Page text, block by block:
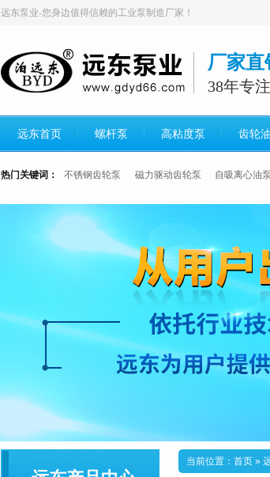
远东泵业-您身边值得信赖的工业泵制造厂家！
厂家直
38年专
远东首页 螺杆泵 高粘度泵 齿轮
热门关键词： 不锈钢齿轮泵 磁力驱动齿轮泵 自吸离心油泵
当前位置： 首页 »